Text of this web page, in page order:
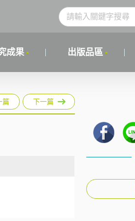
成果 出版品區
篇 下一篇